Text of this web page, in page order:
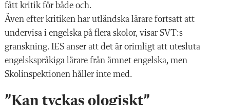
fått kritik för både och.
Även efter kritiken har utländska lärare fortsatt att
undervisa i engelska på flera skolor, visar SVT:s
granskning. IES anser att det är orimligt att utesluta
engelskspråkiga lärare från ämnet engelska, men
Skolinspektionen håller inte med.
”Kan tyckas ologiskt”